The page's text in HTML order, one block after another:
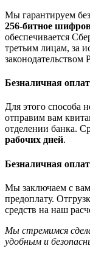
Мы гарантируем
256-битное
обеспечивается
третьим лицам, за
законодательством
Безналичная
Для этого способа
отправим вам
отделении банка.
рабочих дней.
Безналичная
Мы заключаем с
предоплату.
средств на наш
Мы стремимся
удобным и